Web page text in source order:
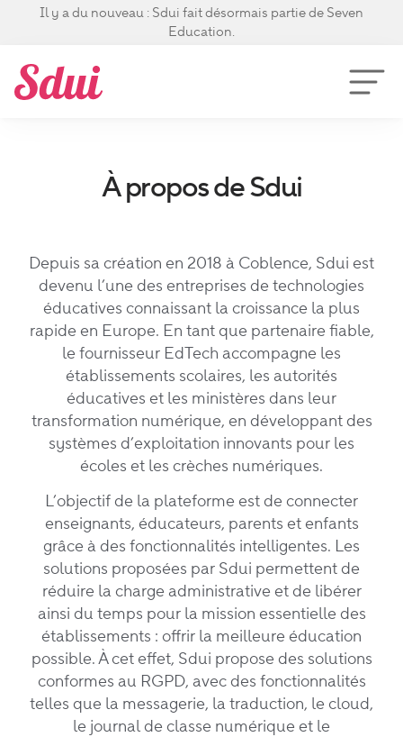
Il y a du nouveau : Sdui fait désormais partie de Seven
Education.
À propos de Sdui
Depuis sa création en 2018 à Coblence, Sdui est
devenu l’une des entreprises de technologies
éducatives connaissant la croissance la plus
rapide en Europe. En tant que partenaire fiable,
le fournisseur EdTech accompagne les
établissements scolaires, les autorités
éducatives et les ministères dans leur
transformation numérique, en développant des
systèmes d’exploitation innovants pour les
écoles et les crèches numériques.
L’objectif de la plateforme est de connecter
enseignants, éducateurs, parents et enfants
grâce à des fonctionnalités intelligentes. Les
solutions proposées par Sdui permettent de
réduire la charge administrative et de libérer
ainsi du temps pour la mission essentielle des
établissements : offrir la meilleure éducation
possible. À cet effet, Sdui propose des solutions
conformes au RGPD, avec des fonctionnalités
telles que la messagerie, la traduction, le cloud,
le journal de classe numérique et le